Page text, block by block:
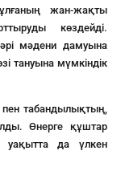
жан-жақты
көздейді.
әрі мәдени дамуына
тануына мүмкіндік
пен табандылықтың,
Өнерге құштар
да үлкен